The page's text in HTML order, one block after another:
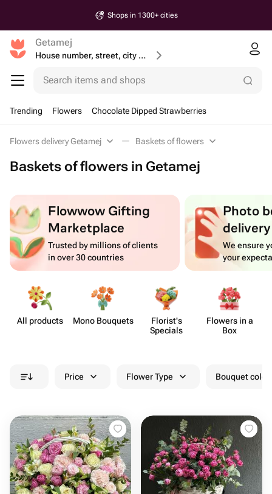
Shops in 1300+ cities
Getamej
House number, street, city or postcode
Search items and shops
Trending Flowers Chocolate Dipped Strawberries
Flowers delivery Getamej Baskets of flowers
Baskets of flowers in Getamej
Flowwow Gifting
Marketplace
Trusted by millions of clients
in over 30 countries
Photo
delivery
We ensure
your
All products Mono Bouquets
Florist's
Specials
Flowers in a
Box
Price Flower Type Bouquet